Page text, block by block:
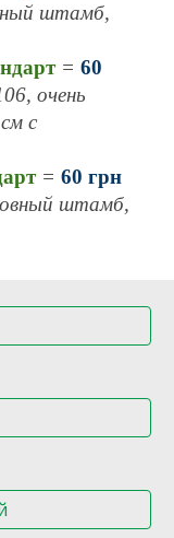
й штамб,
=60
6,очень
см с
=60 грн
штамб,